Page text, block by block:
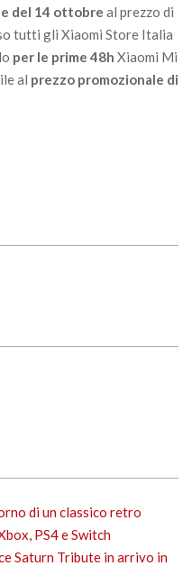
del 14 ottobre al prezzo di
tutti gli Xiaomi Store Italia
per le prime 48h Xiaomi Mi
al prezzo promozionale di
di un classico retro
PS4 e Switch
Saturn Tribute in arrivo in